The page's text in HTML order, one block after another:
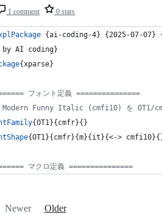
1 comment 0 stars
{ai-coding-4} {2025-07-07}
AI coding}
{xparse}
フォント定義 ===============
Modern Funny Italic (cmfi10) を OT1/
{OT1}{cmfr}{}
{OT1}{cmfr}{m}{it}{<->
マクロ定義 ===============
Newer Older